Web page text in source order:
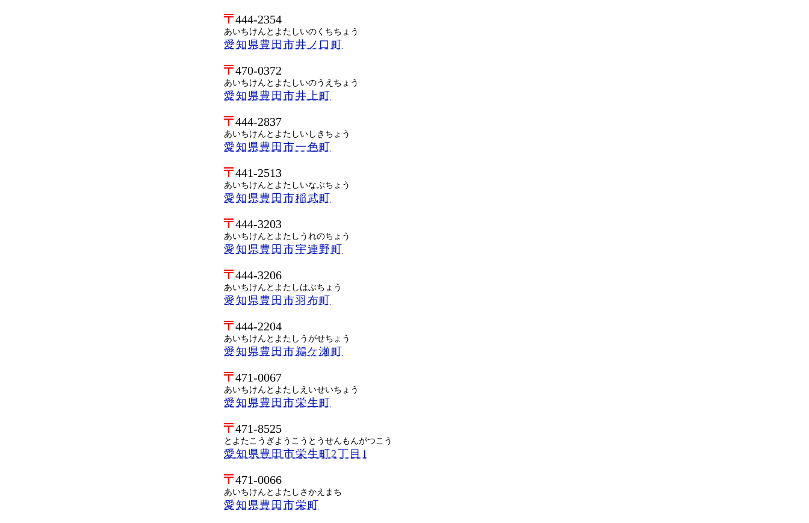
444-2354
あいちけんとよたしいのくちちょう
愛知県豊田市井ノ口町
470-0372
あいちけんとよたしいのうえちょう
愛知県豊田市井上町
444-2837
あいちけんとよたしいしきちょう
愛知県豊田市一色町
441-2513
あいちけんとよたしいなぶちょう
愛知県豊田市稲武町
444-3203
あいちけんとよたしうれのちょう
愛知県豊田市宇連野町
444-3206
あいちけんとよたしはぶちょう
愛知県豊田市羽布町
444-2204
あいちけんとよたしうがせちょう
愛知県豊田市鵜ケ瀬町
471-0067
あいちけんとよたしえいせいちょう
愛知県豊田市栄生町
471-8525
とよたこうぎようこうとうせんもんがつこう
愛知県豊田市栄生町2丁目1
471-0066
あいちけんとよたしさかえまち
愛知県豊田市栄町